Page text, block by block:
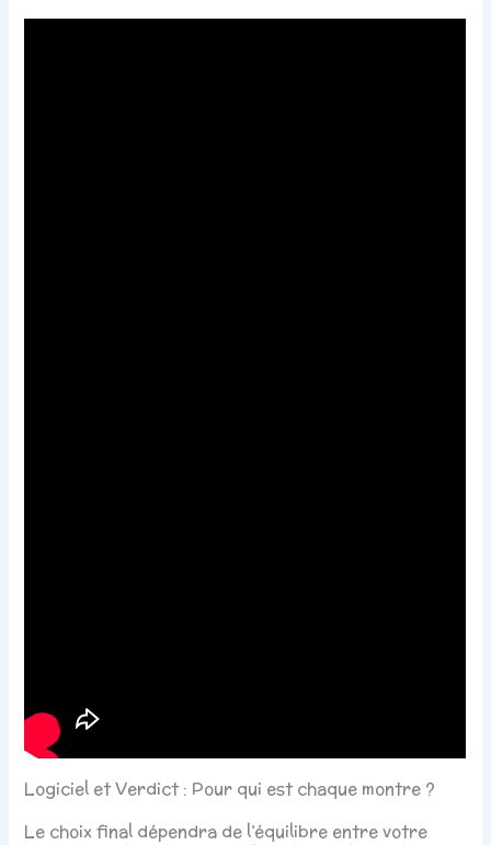
Logiciel et Verdict : Pour qui est chaque montre ?
Le choix final dépendra de l’équilibre entre votre